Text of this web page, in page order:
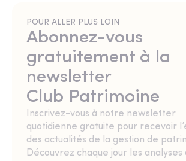
POUR ALLER PLUS LOIN
Abonnez-vous
gratuitement à la
newsletter
Club Patrimoine
Inscrivez-vous à notre newsletter
quotidienne gratuite pour recevoir
des actualités de la gestion de
Découvrez chaque jour les analyses